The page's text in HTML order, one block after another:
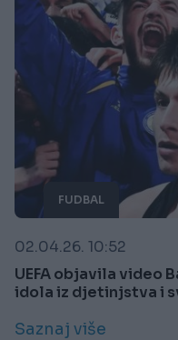
FUDBAL
02.04.26. 10:52
UEFA objavila video
idola iz djetinjstva i
Saznaj više